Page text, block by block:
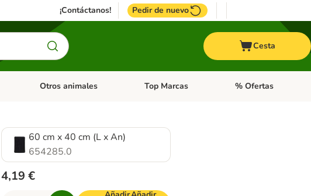
¡Contáctanos! Pedir de nuevo
Cesta
abierto: Roedores y +
Menú de categoria abierto: Pájaros
Otros animales Menú de categoria abierto: Otros animales
Top Marcas Menú de categoria
% Ofertas
60 cm x 40 cm (L x An)
654285.0
4,19 €